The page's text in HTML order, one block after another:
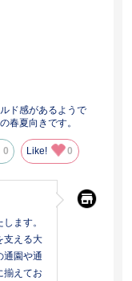
ド感があるようで
春夏向きです。
0 Like! 0
ます。
支える大
通園や通
揃えてお